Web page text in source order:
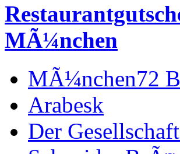
MÃ¼nchen
MÃ¼nchen72
Arabesk
Der